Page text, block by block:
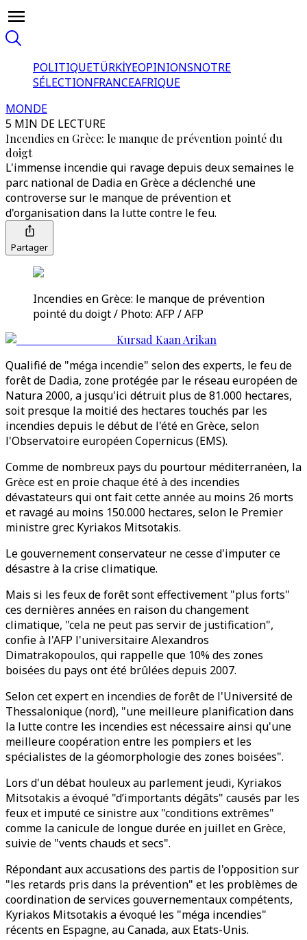
POLITIQUETÜRKİYEOPINIONSNOTRE
SÉLECTIONFRANCEAFRIQUE
MONDE
5 MIN DE LECTURE
Incendies en Grèce: le manque de prévention pointé du
doigt
L'immense incendie qui ravage depuis deux semaines le
parc national de Dadia en Grèce a déclenché une
controverse sur le manque de prévention et
d'organisation dans la lutte contre le feu.
Partager
Incendies en Grèce: le manque de prévention
pointé du doigt / Photo: AFP / AFP
Kursad Kaan Arikan
Qualifié de "méga incendie" selon des experts, le feu de
forêt de Dadia, zone protégée par le réseau européen de
Natura 2000, a jusqu'ici détruit plus de 81.000 hectares,
soit presque la moitié des hectares touchés par les
incendies depuis le début de l'été en Grèce, selon
l'Observatoire européen Copernicus (EMS).
Comme de nombreux pays du pourtour méditerranéen, la
Grèce est en proie chaque été à des incendies
dévastateurs qui ont fait cette année au moins 26 morts
et ravagé au moins 150.000 hectares, selon le Premier
ministre grec Kyriakos Mitsotakis.
Le gouvernement conservateur ne cesse d'imputer ce
désastre à la crise climatique.
Mais si les feux de forêt sont effectivement "plus forts"
ces dernières années en raison du changement
climatique, "cela ne peut pas servir de justification",
confie à l'AFP l'universitaire Alexandros
Dimatrakopoulos, qui rappelle que 10% des zones
boisées du pays ont été brûlées depuis 2007.
Selon cet expert en incendies de forêt de l'Université de
Thessalonique (nord), "une meilleure planification dans
la lutte contre les incendies est nécessaire ainsi qu'une
meilleure coopération entre les pompiers et les
spécialistes de la géomorphologie des zones boisées".
Lors d'un débat houleux au parlement jeudi, Kyriakos
Mitsotakis a évoqué "d’importants dégâts" causés par les
feux et imputé ce sinistre aux "conditions extrêmes"
comme la canicule de longue durée en juillet en Grèce,
suivie de "vents chauds et secs".
Répondant aux accusations des partis de l'opposition sur
"les retards pris dans la prévention" et les problèmes de
coordination de services gouvernementaux compétents,
Kyriakos Mitsotakis a évoqué les "méga incendies"
récents en Espagne, au Canada, aux Etats-Unis.